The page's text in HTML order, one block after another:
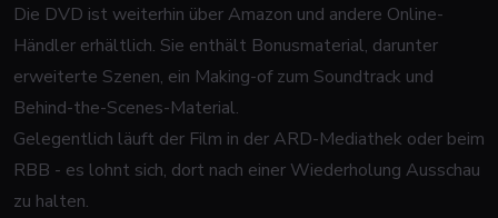
Die DVD ist weiterhin über Amazon und andere Online-
Händler erhältlich. Sie enthält Bonusmaterial, darunter
erweiterte Szenen, ein Making-of zum Soundtrack und
Behind-the-Scenes-Material.
Gelegentlich läuft der Film in der ARD-Mediathek oder beim
RBB - es lohnt sich, dort nach einer Wiederholung Ausschau
zu halten.